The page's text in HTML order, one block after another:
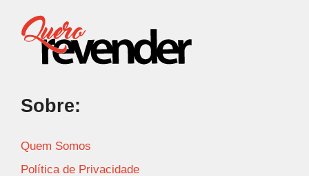
Sobre:
Quem Somos
Política de Privacidade